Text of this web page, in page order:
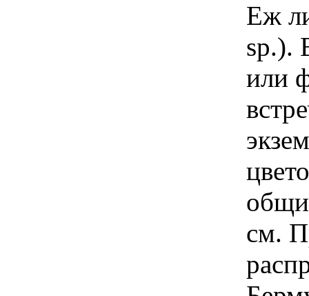
Еж
sp.).
или
см.